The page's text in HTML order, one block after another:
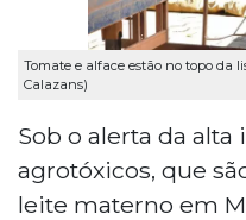
Tomate e alface estão no topo da
Calazans)
Sob o alerta da alta
agrotóxicos, que
leite materno em